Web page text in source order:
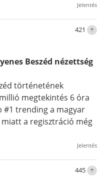
Jelentés
421
Beszéd nézettség
történetének
megtekintés 6 óra
#1 trending a magyar
a regisztráció még
Jelentés
445